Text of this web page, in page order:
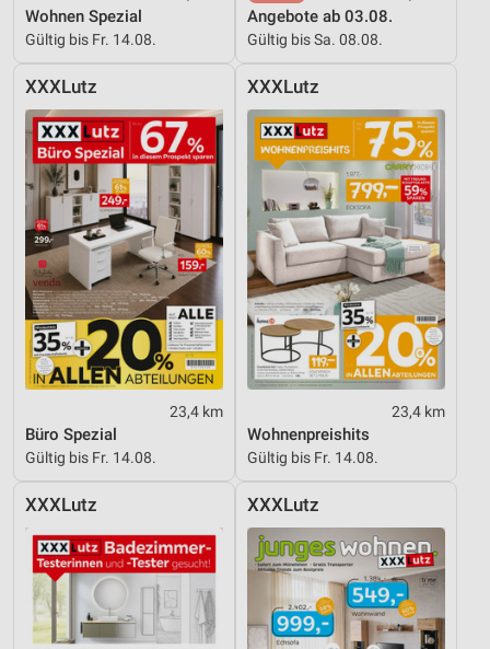
Wohnen Spezial
Gültig bis Fr. 14.08.
Angebote ab 03.08.
Gültig bis Sa. 08.08.
XXXLutz
23,4 km
Büro Spezial
Gültig bis Fr. 14.08.
XXXLutz
23,4 km
Wohnenpreishits
Gültig bis Fr. 14.08.
XXXLutz XXXLutz
Messung der Performance von Inhalten
Analyse von Zielgruppen durch Statistiken oder
Kombinationen von Daten aus verschiedenen
Quellen
Entwicklung und Verbesserung der Angebote
Verwendung reduzierter Daten zur Auswahl von
Inhalten
IAB-Besonderheiten:
Verwendung genauer Standortdaten
Geräte anhand von aktiv angeforderten
Informationen identifizieren
Nicht-IAB-Verarbeitungszwecke:
Notwendig
Funktional
Werbung